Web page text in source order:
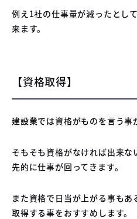
例え1社の仕事量が減ったとし
来ます。
【資格取得】
建設業では資格がものを言う事
そもそも資格がなければ出来
先的に仕事が回ってきます。
また資格で日当が上がる事も
取得する事をおすすめします。